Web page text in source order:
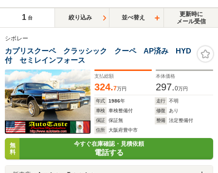
1 台 絞り込み 並べ替え
更新時に
メール受信
シボレー
カプリスクーペ クラッシック クーペ AP済み HYD
付 セミレインフォース
支払総額
324.7万円
本体価格
297.0万円
年式 1986年 走行
不明
車検
車検整備付 修復
あり
保証
保証無 整備
法定整備付
住所
大阪府豊中市
無
料
今すぐ在庫確認・見積依頼
電話する